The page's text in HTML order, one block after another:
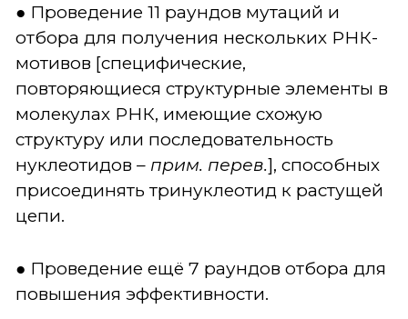
● Проведение 11 раундов мутаций и
отбора для получения нескольких РНК-
мотивов [специфические,
повторяющиеся структурные элементы в
молекулах РНК, имеющие схожую
структуру или последовательность
нуклеотидов – прим. перев.], способных
присоединять тринуклеотид к растущей
цепи.
● Проведение ещё 7 раундов отбора для
повышения эффективности.